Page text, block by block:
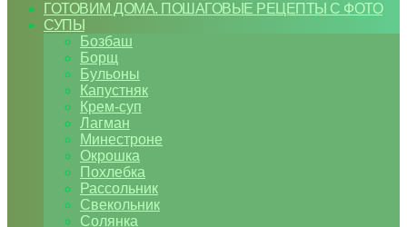
ГОТОВИМ ДОМА. ПОШАГОВЫЕ РЕЦЕПТЫ С ФОТО
СУПЫ
Бозбаш
Борщ
Бульоны
Капустняк
Крем-суп
Лагман
Минестроне
Окрошка
Похлебка
Рассольник
Свекольник
Солянка